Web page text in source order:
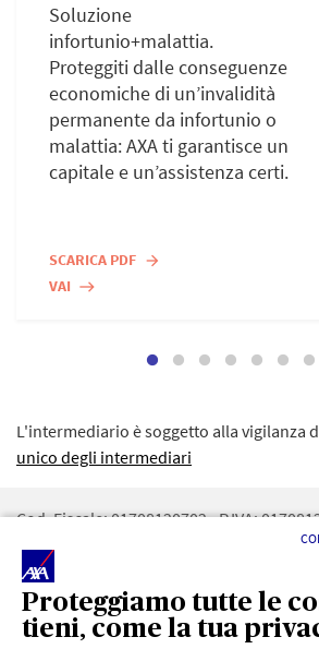
Proteggiamo tutte le
tieni, come la tua
Soluzione
infortunio+malattia.
Proteggiti dalle conseguenze
economiche di un’invalidità
permanente da infortunio o
malattia: AXA ti garantisce un
capitale e un’assistenza certi.
SCARICA PDF arrow_forward
VAI east
L'intermediario è soggetto alla vigilanza
unico degli intermediari
Cod. Fiscale: 01708120702 - P.IVA:
iscrizione REA: 129780 - RUI: A000480369
10.000€ - Numero iscrizione registro
01708120702 - PEC: